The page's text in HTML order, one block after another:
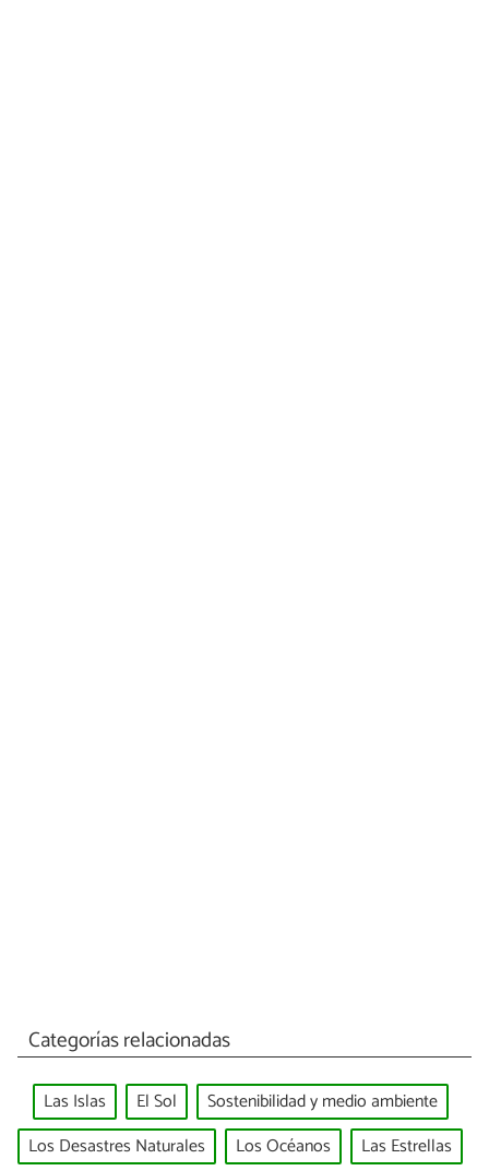
Categorías relacionadas
Las Islas El Sol
Sostenibilidad y medio ambiente
Los Desastres Naturales
Los Océanos Las Estrellas